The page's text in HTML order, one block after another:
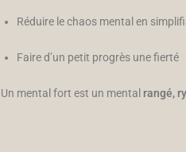
Réduire le chaos mental en
Faire d’un petit progrès une fierté
Un mental fort est un mental rangé,